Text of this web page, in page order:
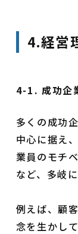
4.経営
4-1. 成功企
多くの成功
中心に据え
業員のモチ
など、多岐
例えば、顧
念を生かし